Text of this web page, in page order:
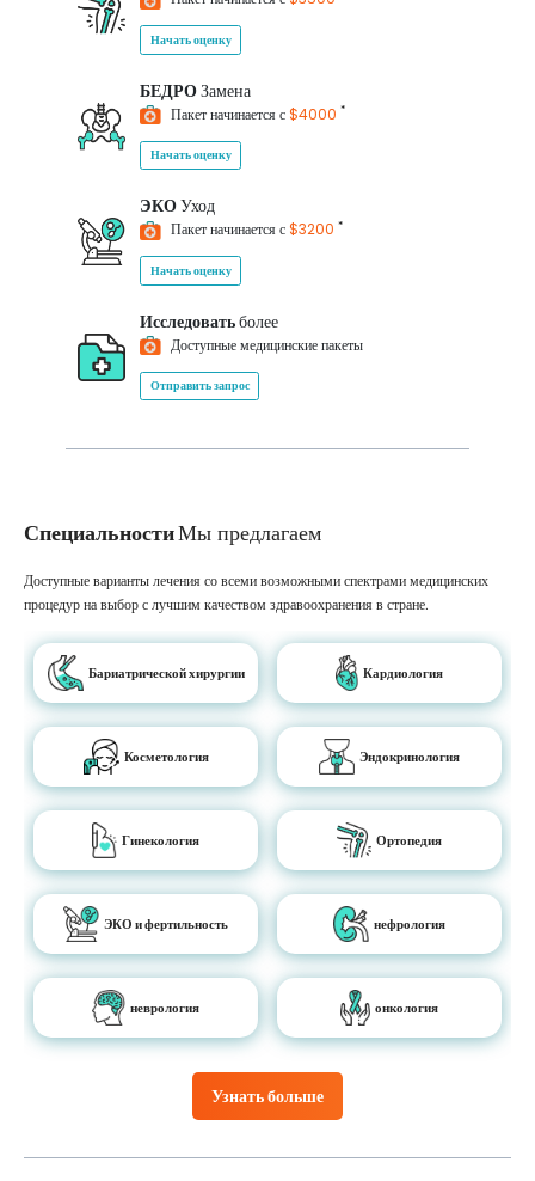
Начать оценку
БЕДРОЗамена
Пакет начинается с$4000 *
Начать оценку
ЭКОУход
Пакет начинается с$3200 *
Начать оценку
Исследоватьболее
Доступные медицинские пакеты
Отправить запрос
СпециальностиМы предлагаем
Узнать больше
Доступные варианты лечения со всеми возможными спектрами медицинских
процедур на выбор с лучшим качеством здравоохранения в стране.
Бариатрической хирургии Кардиология
Косметология Эндокринология
Гинекология Ортопедия
ЭКО и фертильность нефрология
неврология онкология